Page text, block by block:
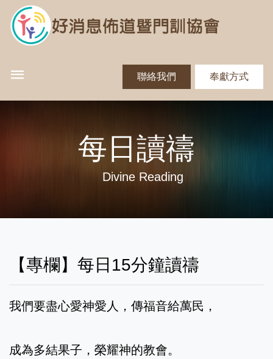
聯絡我們 奉獻方式
每日讀禱
Divine Reading
【專欄】每日15分鐘讀禱
我們要盡心愛神愛人，傳福音給萬民，
成為多結果子，榮耀神的教會。